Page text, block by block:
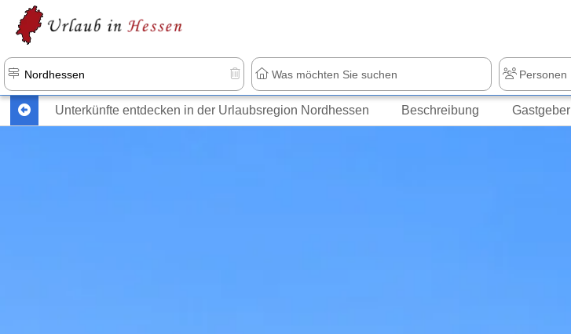
Unterkünfte entdecken in der Urlaubsregion Nordhessen Beschreibung Gastgeber